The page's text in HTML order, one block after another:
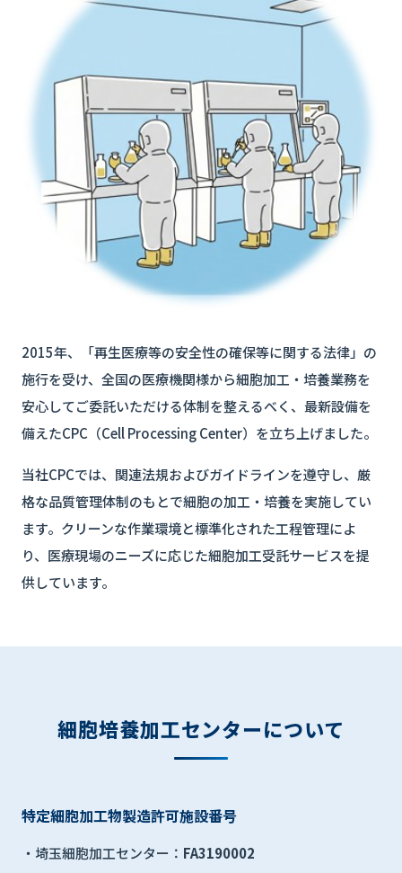
2015年、「再生医療等の安全性の確保等に関する法律」の
施行を受け、全国の医療機関様から細胞加工・培養業務を
安心してご委託いただける体制を整えるべく、最新設備を
備えたCPC（Cell Processing Center）を立ち上げました。
当社CPCでは、関連法規およびガイドラインを遵守し、厳
格な品質管理体制のもとで細胞の加工・培養を実施してい
ます。クリーンな作業環境と標準化された工程管理によ
り、医療現場のニーズに応じた細胞加工受託サービスを提
供しています。
細胞培養加工センターについて
特定細胞加工物製造許可施設番号
・埼玉細胞加工センター： FA3190002